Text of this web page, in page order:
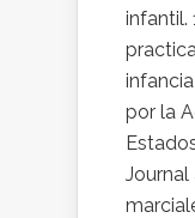
infantil.
por la
Journal